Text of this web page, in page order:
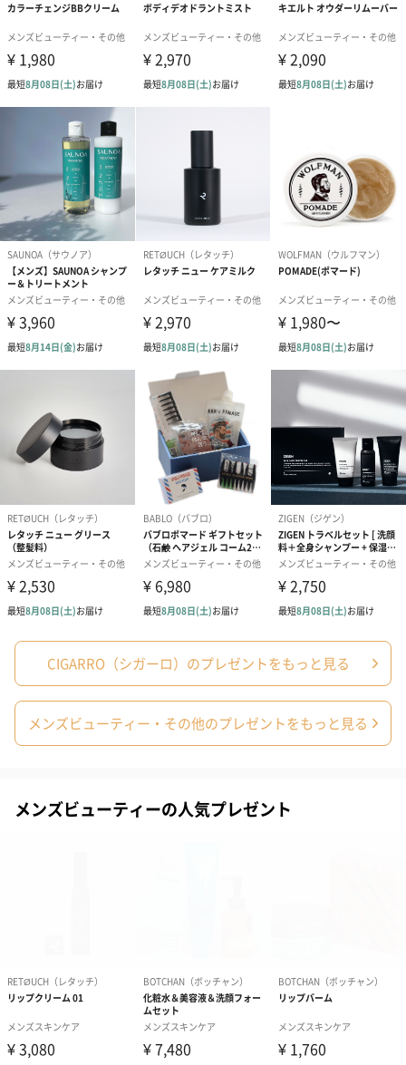
ダンボール装飾（ひま
わり）（720円）
ダンボール装飾（チュ
ーリップ）（720円）
ダンボール装
イトピンク×
ト）（580円）
お渡し用の紙袋です。
商品に合わせたサイズをお届けします。
あり（280円）
メッセージカード（通常・写真・グリーティング）
誕生日や結婚祝い・出産祝いなど、様々なシーンのメッセージカ
ードを同梱します。
メッセージカードや封筒のデザインは一部変更する場合がありま
す。
写真付きメッセージカ
ード（680円）
写真付きメッセージカ
ード（Thank you）ピ
ンク（680円）
【誕生日】
Birthday ホワ
刷なし）（
ギフトラッピングを施してお届けいたします。
コットン巾着 【誕生
日】（グレー）M（550
円）
コットン巾着 【誕生
日】（スモーキーピン
ク）M（550円）
コットン巾着
CIGARRO（シガーロ）のプレゼントをもっと見る
メンズビューティー・その他のプレゼントをもっと見る
メンズビューティーの人気プレゼント